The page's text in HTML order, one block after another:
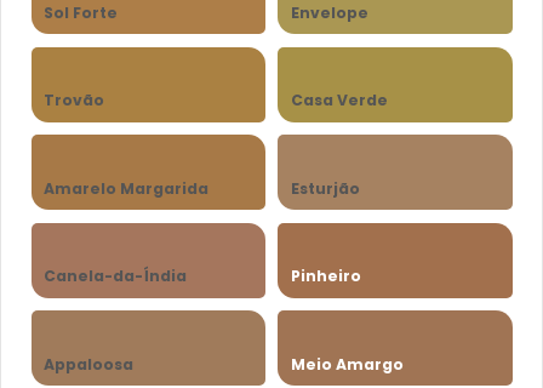
Sol Forte Envelope
Trovão Casa Verde
Amarelo Margarida Esturjão
Canela-da-Índia Pinheiro
Appaloosa Meio Amargo